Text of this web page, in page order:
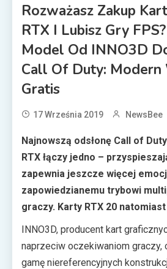
Rozważasz Zakup
RTX I Lubisz Gry
Model Od INNO3D
Call Of Duty:
Gratis
17 Września 2019 NewsBee
Najnowszą odsłonę Call of
RTX łączy jedno –
zapewnia jeszcze więcej
zapowiedzianemu trybowi
graczy. Karty RTX 20
piersiach niesamowitymi
Teraz, kupując mocną grafikę
dostać wspomnianą grę FPS
INNO3D, producent kart
naprzeciw oczekiwaniom graczy,
gamę niereferencyjnych